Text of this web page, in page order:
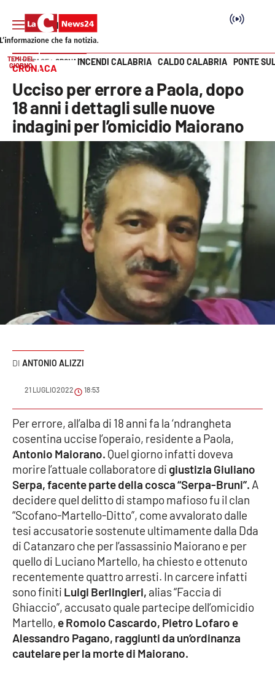
SEZIONI
Cronaca
Politica
Attualità
Economia e lavoro
Sport
Meteo
Editoriali
VIDEO
Ambiente
Cronaca
Cultura
Economia e Lavoro
Politica
Vai
TEMI DEL
GIORNO
INCENDI CALABRIA CALDO CALABRIA PONTE
HOME PAGE CRONACA
CRONACA
Ucciso per errore a Paola, dopo
18 anni i dettagli sulle nuove
indagini per l’omicidio Maiorano
ANTONIO ALIZZI
21 LUGLIO 2022 18:53
Per errore, all’alba di 18 anni fa la ‘ndrangheta
cosentina uccise l’operaio, residente a Paola,
Antonio Maiorano. Quel giorno infatti doveva
morire l’attuale collaboratore di giustizia Giuliano
Serpa, facente parte della cosca “Serpa-Bruni”. A
decidere quel delitto di stampo mafioso fu il clan
“Scofano-Martello-Ditto”, come avvalorato dalle
tesi accusatorie sostenute ultimamente dalla Dda
di Catanzaro che per l’assassinio Maiorano e per
quello di Luciano Martello, ha chiesto e ottenuto
recentemente quattro arresti. In carcere infatti
sono finiti Luigi Berlingieri, alias “Faccia di
Ghiaccio”, accusato quale partecipe dell’omicidio
Martello, e Romolo Cascardo, Pietro Lofaro e
Alessandro Pagano, raggiunti da un’ordinanza
cautelare per la morte di Maiorano.